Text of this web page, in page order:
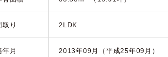
取り 2LDK
年月 2013年09月（平成25年09月）